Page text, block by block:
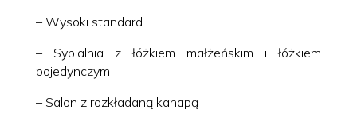
– Wysoki standard
– Sypialnia z łóżkiem małżeńskim i łóżkiem
pojedynczym
– Salon z rozkładaną kanapą